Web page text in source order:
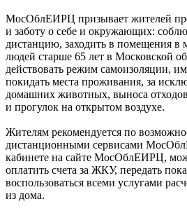
МосОблЕИРЦ призывает жителей
и заботу о себе и окружающих:
дистанцию, заходить в помещения в
людей старше 65 лет в Московской
действовать режим самоизоляции,
покидать места проживания, за
домашних животных, выноса
и прогулок на открытом воздухе.
Жителям рекомендуется по
дистанционными сервисами
кабинете на сайте МосОблЕИРЦ,
оплатить счета за ЖКУ, передать
воспользоваться всеми услугами
из дома.